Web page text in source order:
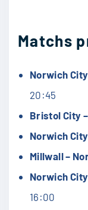
Matchs
Norwich
20:45
Bristol City
Norwich
Millwall –
Norwich
16:00